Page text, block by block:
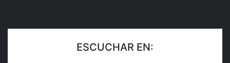
ESCUCHAR EN: